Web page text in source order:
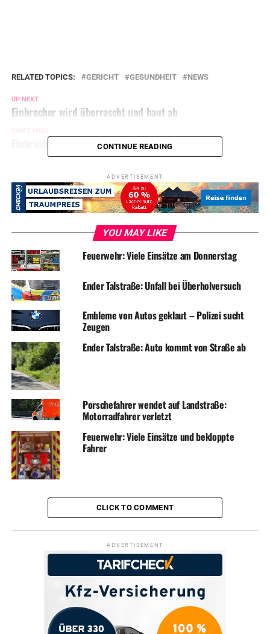
RELATED TOPICS: GERICHT GESUNDHEIT NEWS
UP NEXT
Einbrecher wird überrascht und haut ab
Einbruch in Freibad-KasseCONTINUE READING
ADVERTISEMENT
YOU MAY LIKE
Feuerwehr: Viele Einsätze am Donnerstag
Ender Talstraße: Unfall bei Überholversuch
Embleme von Autos geklaut – Polizei sucht
Zeugen
Ender Talstraße: Auto kommt von Straße ab
Porschefahrer wendet auf Landstraße:
Motorradfahrer verletzt
Feuerwehr: Viele Einsätze und bekloppte
Fahrer
CLICK TO COMMENT
ADVERTISEMENT